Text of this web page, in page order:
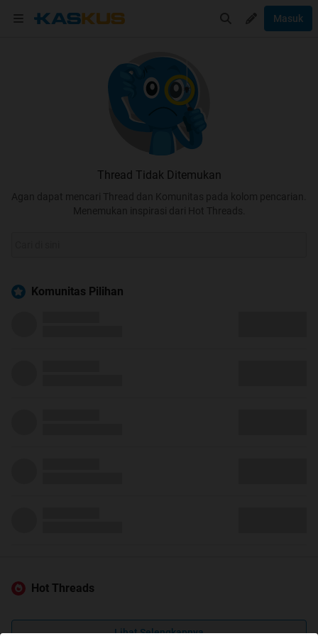
Masuk
Thread Tidak Ditemukan
Agan dapat mencari Thread dan Komunitas pada kolom pencarian.
Menemukan inspirasi dari Hot Threads.
Komunitas Pilihan
Hot Threads
Lihat Selengkapnya